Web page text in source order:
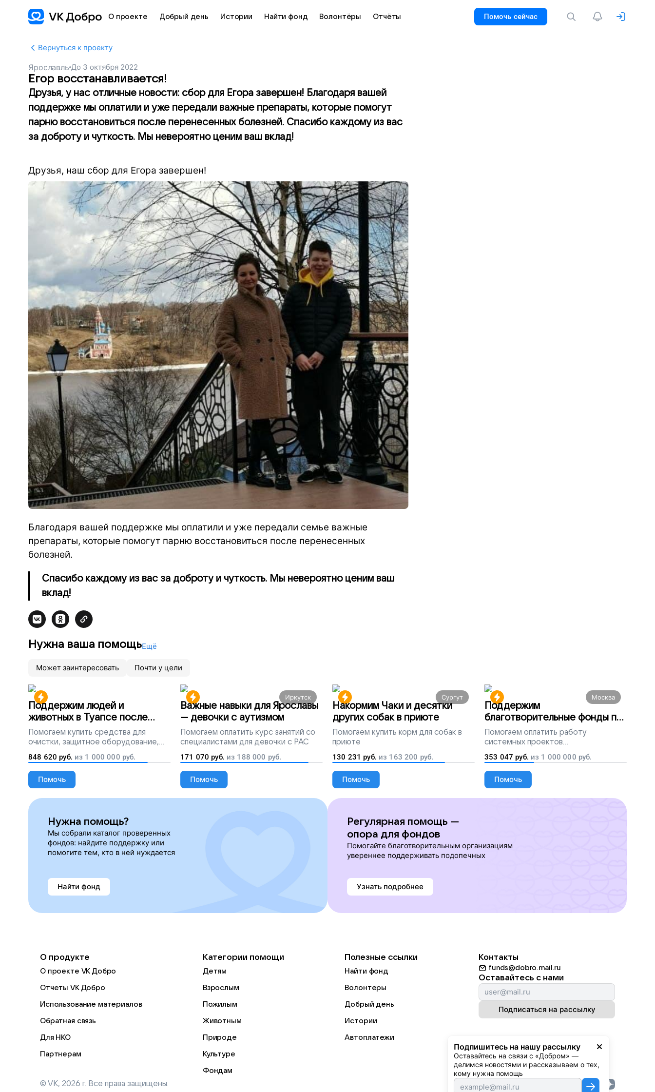
О проекте Добрый день Истории Найти фонд Волонтёры Отчёты Помочь сейчас
Вернуться к проекту
Ярославль До 3 октября 2022
Егор восстанавливается!
Друзья, у нас отличные новости: сбор для Егора завершен! Благодаря вашей
поддержке мы оплатили и уже передали важные препараты, которые помогут
парню восстановиться после перенесенных болезней. Спасибо каждому из вас
за доброту и чуткость. Мы невероятно ценим ваш вклад!
Друзья, наш сбор для Егора завершен!
Благодаря вашей поддержке мы оплатили и уже передали семье важные
препараты, которые помогут парню восстановиться после перенесенных
болезней.
Спасибо каждому из вас за доброту и чуткость. Мы невероятно ценим ваш
вклад!
Нужна ваша помощьЕщё
Может заинтересовать Почти у цели
Поддержим людей и
животных в Туапсе после
разлива мазута
Помогаем купить средства для
очистки, защитное оборудование,
необходимости
848 620 руб. из 1 000 000 руб.
Помочь
Иркутск
Важные навыки для Ярославы
— девочки с аутизмом
Помогаем оплатить курс занятий со
специалистами для девочки с РАС
171 070 руб. из 188 000 руб.
Помочь
Сургут
Накормим Чаки и десятки
других собак в приюте
Помогаем купить корм для собак в
приюте
130 231 руб. из 163 200 руб.
Помочь
Москва
Поддержим
благотворительные фонды по
всей России
Помогаем оплатить работу
системных проектов
353 047 руб. из 1 000 000 руб.
Помочь
Нужна помощь?
Мы собрали каталог проверенных
фондов: найдите поддержку или
помогите тем, кто в ней нуждается
Найти фонд
Регулярная помощь —
опора для фондов
Помогайте благотворительным организациям
увереннее поддерживать подопечных
Узнать подробнее
Подпишитесь на нашу рассылку
Оставайтесь на связи с «Добром» —
делимся новостями и рассказываем о тех,
кому нужна помощь
О продукте
О проекте VK Добро
Отчеты VK Добро
Использование материалов
Обратная связь
Для НКО
Партнерам
Категории помощи
Детям
Взрослым
Пожилым
Животным
Природе
Культуре
Фондам
Полезные ссылки
Найти фонд
Волонтеры
Добрый день
Истории
Автоплатежи
Контакты
funds@dobro.mail.ru
Оставайтесь с нами
Подписаться на рассылку
© VK, 2026 г. Все права защищены.